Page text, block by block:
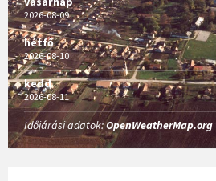
2026-08-09
hétfő
2026-08-10
kedd
2026-08-11
Időjárási adatok:OpenWeatherMap.org